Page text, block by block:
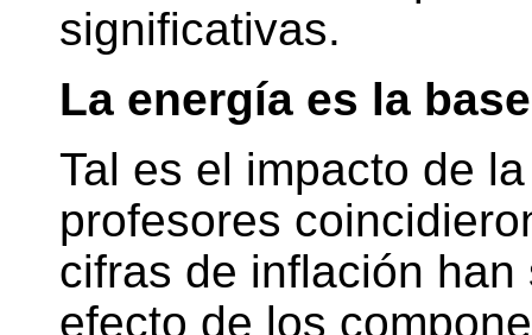
significativas.
La energía es la base
Tal es el impacto de
profesores
cifras de inflación
efecto de los